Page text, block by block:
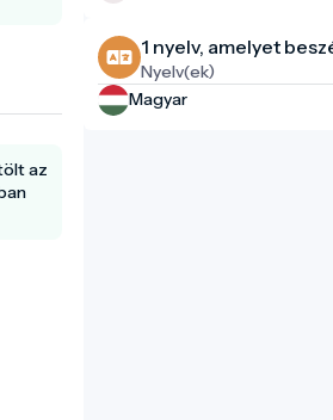
az
1 nyelv, amelyet
Nyelv(ek)
Magyar